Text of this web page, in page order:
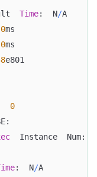
Time:  N/A
0ms
0ms
e801
0
  Instance  Num:
:  N/A